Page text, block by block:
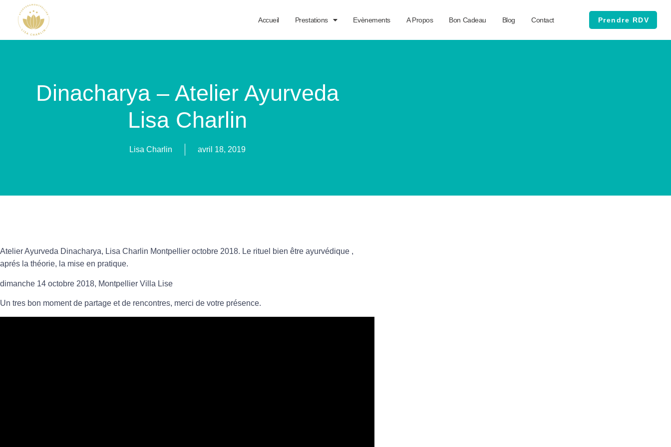
Accueil Prestations Evènements A Propos Bon Cadeau Blog Contact Prendre RDV
Dinacharya – Atelier Ayurveda
Lisa Charlin
Lisa Charlin avril 18, 2019
Atelier Ayurveda Dinacharya, Lisa Charlin Montpellier octobre 2018. Le rituel bien être ayurvédique ,
aprés la théorie, la mise en pratique.
dimanche 14 octobre 2018, Montpellier Villa Lise
Un tres bon moment de partage et de rencontres, merci de votre présence.